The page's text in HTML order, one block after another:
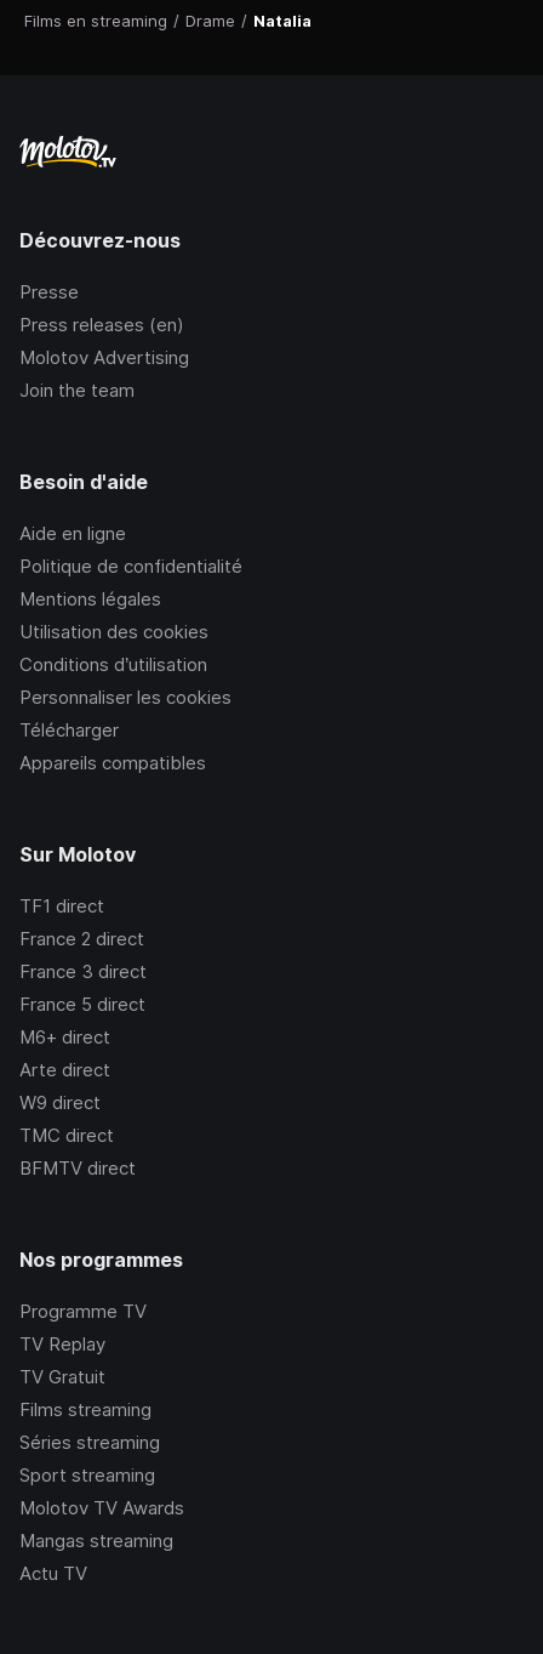
Films en streaming / Drame / Natalia
Découvrez-nous
Presse
Press releases (en)
Molotov Advertising
Join the team
Besoin d'aide
Aide en ligne
Politique de confidentialité
Mentions légales
Utilisation des cookies
Conditions d’utilisation
Personnaliser les cookies
Télécharger
Appareils compatibles
Sur Molotov
TF1 direct
France 2 direct
France 3 direct
France 5 direct
M6+ direct
Arte direct
W9 direct
TMC direct
BFMTV direct
Nos programmes
Programme TV
TV Replay
TV Gratuit
Films streaming
Séries streaming
Sport streaming
Molotov TV Awards
Mangas streaming
Actu TV